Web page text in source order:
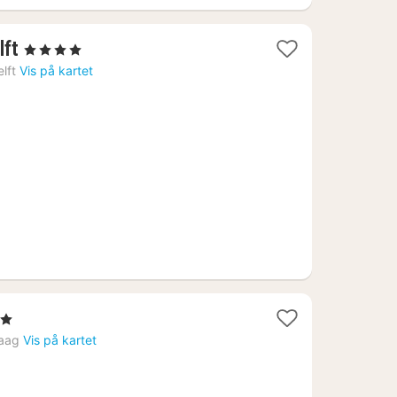
1
natt
, 4 Stjerner
Vis på kartet
Vis på kartet